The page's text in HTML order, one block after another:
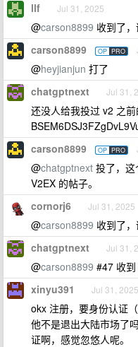
llf Jul 31, 2025
@carson8899 收到了
carson8899 OP PRO
@heyjianjun 打了
chatgptnext Jul 31,
还没人给我投过 v2 之
carson8899 OP PRO
@chatgptnext 投了，
V2EX 的帖子。
cornorj6 Jul 31, 2025
@carson8899 收到了
chatgptnext Jul 31,
@carson8899 #47 收
xinyu391 Jul 31, 2025
okx 注册，要身份认证
他不是退出大陆市场了
证啊，感觉忽悠人呢。